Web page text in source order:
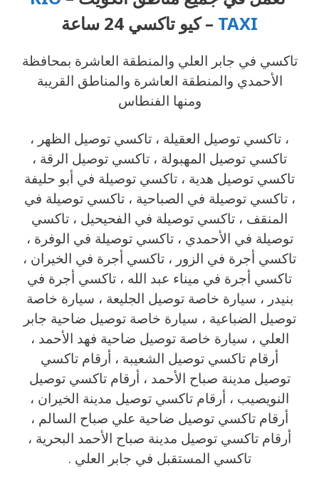
TAXI – كيو تاكسي 24 ساعة
تاكسي في جابر العلي والمنطقة العاشرة بمحافظة
الأحمدي والمنطقة العاشرة والمناطق القريبة
، تاكسي توصيل العقيلة ، تاكسي توصيل الظهر ،
تاكسي توصيل المهبولة ، تاكسي توصيل الرقة ،
تاكسي توصيل هدية ، تاكسي توصيلة في أبو حليفة
، تاكسي توصيلة في الصباحية ، تاكسي توصيلة في
المنقف ، تاكسي توصيلة في الفحيحيل ، تاكسي
توصيلة في الأحمدي ، تاكسي توصيلة في الوفرة ،
تاكسي أجرة في الزور ، تاكسي أجرة في الخيران ،
تاكسي أجرة في ميناء عبد الله ، تاكسي أجرة في
بنيدر ، سيارة خاصة توصيل الجليعة ، سيارة خاصة
توصيل الضباعية ، سيارة خاصة توصيل ضاحية جابر
العلي ، سيارة خاصة توصيل ضاحية فهد الأحمد ،
أرقام تاكسي توصيل الشعيبة ، أرقام تاكسي
توصيل مدينة صباح الأحمد ، أرقام تاكسي توصيل
النويصيب ، أرقام تاكسي توصيل مدينة الخيران ،
أرقام تاكسي توصيل ضاحية علي صباح السالم ،
أرقام تاكسي توصيل مدينة صباح الأحمد البحرية ،
تاكسي المستقبل في جابر العلي .